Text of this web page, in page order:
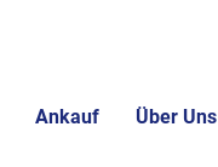
Ankauf Über Uns